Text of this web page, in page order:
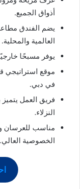
أذواق الجميع.
يضم الفندق
العالمية والمحلية.
يوفر مسبحًا
موقع استراتيجي
في دبي.
فريق العمل يتميز
النزلاء.
مناسب للعرسان
الخصوصية العالي.